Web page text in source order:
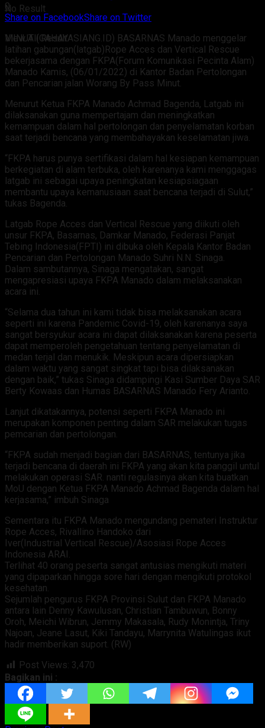
No Result
View All Result
0
Share on FacebookShare on Twitter
MINUT (CAHAYASIANG.ID) BASARNAS Manado menggelar
latihan gabungan(latgab)Rope Acces dan Vertical Rescue
bekerjasama dengan FKPA(Forum Komunikasi Pecinta Alam)
Manado Kamis, (06/01/2022) di Kantor Badan Pertolongan
dan Pencarian jalan Worang By Pass Minut.
Menurut Ketua FKPA Manado Achmad Bagenda, Latgab ini
dilaksanakan guna mempertajam dan meningkatkan
kemampuan dalam hal pertolongan dan penyelamatan korban
saat terjadi bencana yang membahayakan keselamatan jiwa.
“FKPA harus punya sertifikasi dalam hal kesiapan kemampuan
berkegiatan di alam terbuka, oleh karenanya kami menggagas
latgab ini sebagai upaya peningkatan kesiapsiagaan
membantu upaya kemanusiaan saat bencana terjadi di Sulut,”
tukas Bagenda.
Latgab Rope Acces dan Vertical Rescue yang diikuti oleh
unsur FKPA, Basarnas, Damkar Manado, Federasi Panjat
Tebing Indonesia(FPTI) ini dibuka oleh Kepala Kantor Badan
Pencarian dan Pertolongan Manado Suhri N.N. Sinaga.
Dalam sambutannya, Sinaga mengatakan, sangat
mengapresiasi upaya FKPA Manado dalam melaksanakan
acara ini.
“Selama dua tahun ini kami tidak bisa melaksanakan acara
seperti ini karena Pandemic Covid-19, oleh karenanya saya
sangat bersyukur acara ini dapat dilaksanakan karena peserta
dapat memperoleh pengetahuan tentang penyelamatan di
medan terjal dan menukik. Meskipun acara dipersiapkan
dalam waktu yang sangat singkat tapi bisa dilaksanakan
dengan baik,” tukas Sinaga didampingi Kasi Sumber Daya SAR
Berty Kowaas dan Humas BASARNAS Manado Fery Arianto.
Lanjut dikatakannya, potensi seperti FKPA Manado ini
merupakan komponen penting dalam SAR melakukan tugas
pemcarian dan pertolongan.
“FKPA sudah menjadi bagian dari BASARNAS, tentunya jika
terjadi bencana di daerah ini FKPA yang akan kita panggil untul
melakukan operasi SAR. nanti regulasinya akan kita buatkan
MoU dengan Ketua FKPA Manado Achmad Bagenda dalam hal
kerjasama,” imbuh Sinaga
Sementara itu FKPA Manado mengundang pemateri Instruktur
Rope Acces, Rivallino Handoko dari
Iver(Industrial Vertical Rescue)/Asosiasi Rope Acces
Indonesia ARAI.
Terlihat 40 orang peserta sangat antusias mengikuti materi
yang dipaparkan hingga sore hari dengan mengikuti protokol
kesehatan.
Sejumlah pengurus FKPA Provinsi Sulut dan FKPA Manado
antara lain Denny Kawulusan, Christian Tambuwun, Bonny
Oroh, Meichi Wibrun, Jemmy Makasala, Rudy Monintja, Triny
Najoan, Jeane Lasut, Kiki Tandayu, Marrynita Watulingas ikut
hadir memberikan suport. (RW)
Post Views: 3,470
Bagikan ini :